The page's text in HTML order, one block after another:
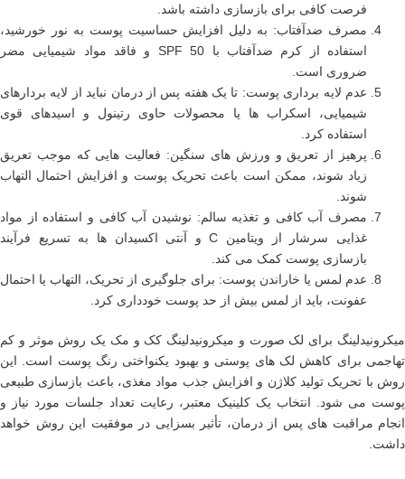
فرصت کافی برای بازسازی داشته باشد.
مصرف ضدآفتاب: به دلیل افزایش حساسیت پوست به نور خورشید،
استفاده از کرم ضدآفتاب با SPF 50 و فاقد مواد شیمیایی مضر
ضروری است.
عدم لایه برداری پوست: تا یک هفته پس از درمان نباید از لایه بردارهای
شیمیایی، اسکراب ها یا محصولات حاوی رتینول و اسیدهای قوی
استفاده کرد.
پرهیز از تعریق و ورزش های سنگین: فعالیت هایی که موجب تعریق
زیاد شوند، ممکن است باعث تحریک پوست و افزایش احتمال التهاب
شوند.
مصرف آب کافی و تغذیه سالم: نوشیدن آب کافی و استفاده از مواد
غذایی سرشار از ویتامین C و آنتی اکسیدان ها به تسریع فرآیند
بازسازی پوست کمک می کند.
عدم لمس یا خاراندن پوست: برای جلوگیری از تحریک، التهاب یا احتمال
عفونت، باید از لمس بیش از حد پوست خودداری کرد.
میکرونیدلینگ برای لک صورت و میکرونیدلینگ کک و مک یک روش موثر و کم
تهاجمی برای کاهش لک های پوستی و بهبود یکنواختی رنگ پوست است. این
روش با تحریک تولید کلاژن و افزایش جذب مواد مغذی، باعث بازسازی طبیعی
پوست می شود. انتخاب یک کلینیک معتبر، رعایت تعداد جلسات مورد نیاز و
انجام مراقبت های پس از درمان، تأثیر بسزایی در موفقیت این روش خواهد
داشت.